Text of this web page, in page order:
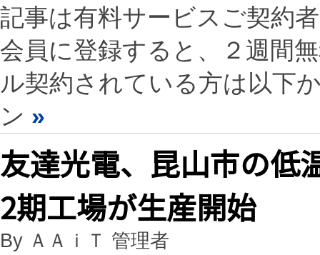
記事は有料サービスご契約
会員に登録すると、２週間
ル契約されている方は以下
ン »
友達光電、昆山市の低
2期工場が生産開始
By ＡＡｉＴ 管理者